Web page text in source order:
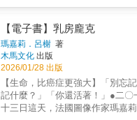
屋舍。 數代居民守著敬畏與恐懼
盡千辛萬苦攀上巔峰、推開那扇
的並非隱士，而是跨越時空的古老
&hellip;&hellip;──〈霧中的怪異高
夜，藍道夫&middot;卡特在夢中見
並得知了銀鑰匙的存在。 醒來後
樓，終於讓消失兩百年的銀鑰匙
裹著銀鑰匙的羊皮紙上，以未知
到它的前衛性。」──《信仰者誌
Believer）「照片臨摹、空白的話
體主義式的性愛場景……既美麗又
出一郎與幸子失敗的戀情……這則
碎，卻也有著普世的共鳴。」──
刊》（Publishers Weekly）「正
間的交錯，藝術實踐與生活現實
兩位年輕創作者間需求與慾望的
一頁、每一格都像是完成度極高
色調，影響著故事調性與讀者感受
味，緩緩閱讀或能看見漫畫藝術性
――常勝（漫畫家）看過小説，看
應該看看漫畫。「玫瑰不管叫什麼
樣芬芳。」更何況它一直都叫《玫
字》。——雋永經典，無與倫比
更應收藏！——傅月庵（作家、資
【電子書】乳房龐克
瑪嘉莉．呂榭 著
木馬文化 出版
2026/01/28 出版
【生命，比癌症更強大】「別
記什麼？」「你還活著！」●二〇
十三日這天，法國圖像作家瑪嘉莉